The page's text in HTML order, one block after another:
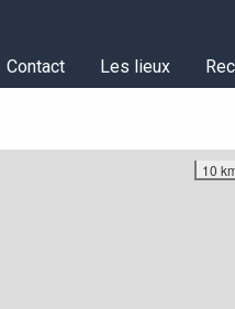
Contact Les lieux
10